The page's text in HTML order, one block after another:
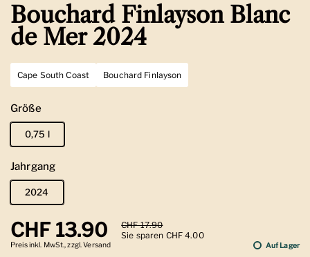
Bouchard Finlayson Blanc
de Mer 2024
Cape South Coast Bouchard Finlayson
Größe
0,75 l
Jahrgang
2024
Regulärer Preis
CHF 13.90 Sale-Preis
CHF 17.90
Sie sparen CHF 4.00
Preis inkl. MwSt., zzgl. Versand Auf Lager